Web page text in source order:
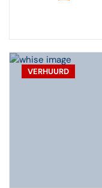
VERHUURD